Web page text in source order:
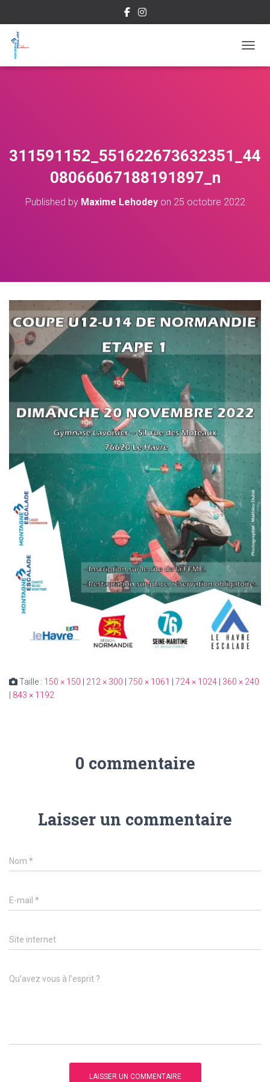
311591152_551622673632351_44
08066067188191897_n
Published by Maxime Lehodeyon 25 octobre 2022
Taille : 150 × 150 212 × 300 750 × 1061 724 × 1024
360 × 240
843 × 1192
0 commentaire
Laisser un commentaire
Nom *
E-mail *
Site internet
Qu’avez vous à l’esprit ?